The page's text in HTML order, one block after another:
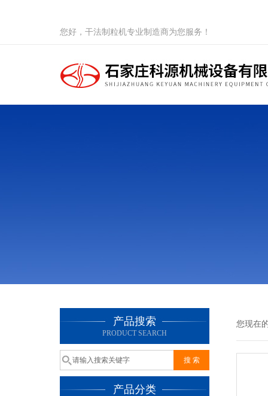
您好，干法制粒机专业制造商为您服务！
产品搜索
PRODUCT SEARCH
产品分类
您现在